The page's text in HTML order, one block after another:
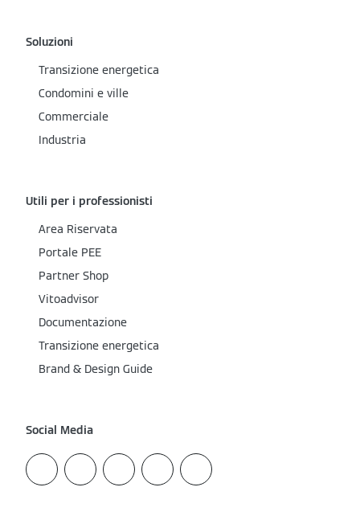
Soluzioni
Transizione energetica
Condomini e ville
Commerciale
Industria
Utili per i professionisti
Area Riservata
Portale PEE
Partner Shop
Vitoadvisor
Documentazione
Transizione energetica
Brand & Design Guide
Social Media